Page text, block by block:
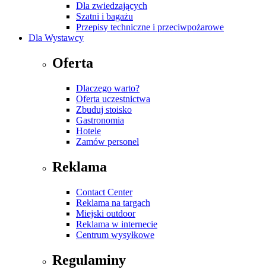
Dla zwiedzających
Szatni i bagażu
Przepisy techniczne i przeciwpożarowe
Dla Wystawcy
Oferta
Dlaczego warto?
Oferta uczestnictwa
Zbuduj stoisko
Gastronomia
Hotele
Zamów personel
Reklama
Contact Center
Reklama na targach
Miejski outdoor
Reklama w internecie
Centrum wysyłkowe
Regulaminy